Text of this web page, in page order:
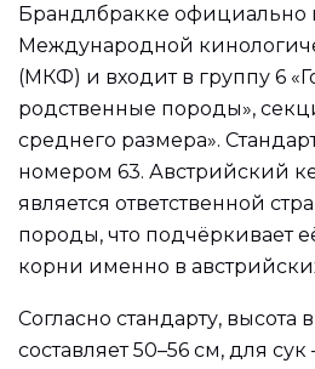
Брандлбракке официально
Международной
(МКФ) и входит в группу 6
родственные породы»,
среднего размера».
номером 63. Австрийский
является ответственной
породы, что подчёркивает
корни именно в
Согласно стандарту, высота
составляет 50–56 см, для